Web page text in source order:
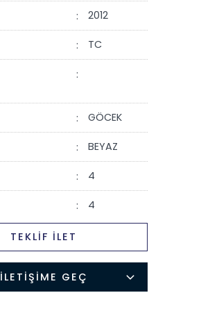
2012
TC
GÖCEK
BEYAZ
4
4
TEKLİF İLET
İLETİŞİME GEÇ